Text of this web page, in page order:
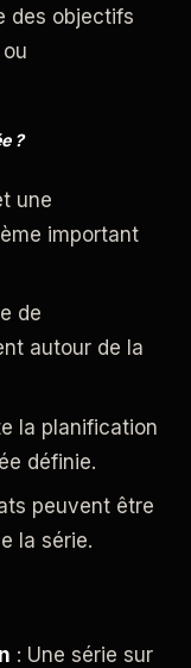
des objectifs
?
une
important
de
autour de la
la planification
définie.
peuvent être
la série.
: Une série sur